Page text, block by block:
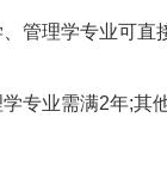
理学专业可直
业需满2年;其